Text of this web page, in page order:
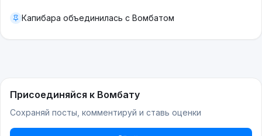
Капибара объединилась с Вомбатом
Присоединяйся к Вомбату
Сохраняй посты, комментируй и ставь оценки